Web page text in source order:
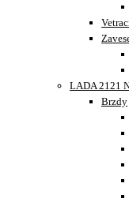
LADA 2121
Brzdy